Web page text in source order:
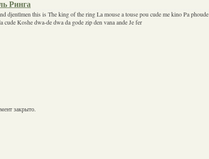
Ринга
djentlmen this is The king of the ring La mouse a touse pou cude me kino Pa phoude
cude Koshe dwa-de dwa da gode zip den vana ande Je fer
закрыто.